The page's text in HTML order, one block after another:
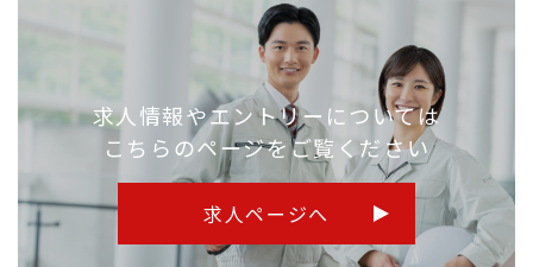
求人情報やエントリーについては
こちらのページをご覧ください
求人ページへ